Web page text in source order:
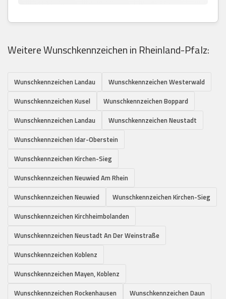
Weitere Wunschkennzeichen in Rheinland-Pfalz:
Wunschkennzeichen Landau
Wunschkennzeichen Westerwald
Wunschkennzeichen Kusel
Wunschkennzeichen Boppard
Wunschkennzeichen Landau
Wunschkennzeichen Neustadt
Wunschkennzeichen Idar-Oberstein
Wunschkennzeichen Kirchen-Sieg
Wunschkennzeichen Neuwied Am Rhein
Wunschkennzeichen Neuwied
Wunschkennzeichen Kirchen-Sieg
Wunschkennzeichen Kirchheimbolanden
Wunschkennzeichen Neustadt An Der Weinstraße
Wunschkennzeichen Koblenz
Wunschkennzeichen Mayen, Koblenz
Wunschkennzeichen Rockenhausen
Wunschkennzeichen Daun